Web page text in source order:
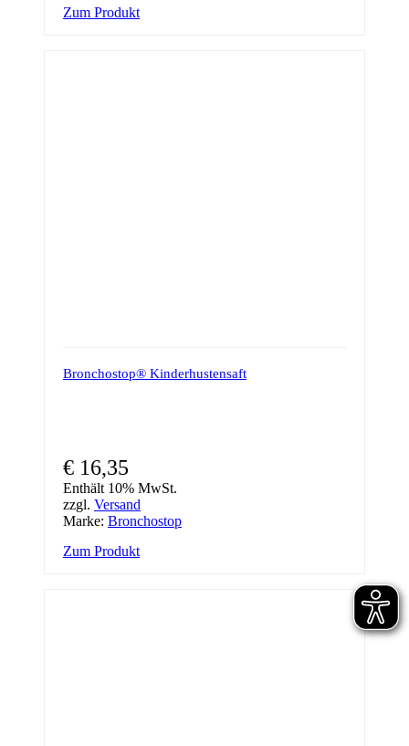
Zum Produkt
Bronchostop® Kinderhustensaft
€ 16,35
Enthält 10% MwSt.
zzgl. Versand
Marke: Bronchostop
Zum Produkt